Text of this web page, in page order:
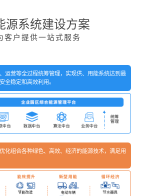
源系统建设方案
客户提供一站式服务
运营等全过程统筹管理，实现供、用能系统达到最
全稳定和高效利用。
化组合各种绿色、高效、经济的能源技术，满足用